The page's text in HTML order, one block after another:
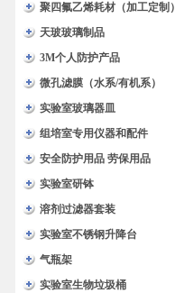
聚四氟乙烯耗材（加工定制）
天玻玻璃制品
3M个人防护产品
微孔滤膜（水系/有机系）
实验室玻璃器皿
组培室专用仪器和配件
安全防护用品 劳保用品
实验室研钵
溶剂过滤器套装
实验室不锈钢升降台
气瓶架
实验室生物垃圾桶